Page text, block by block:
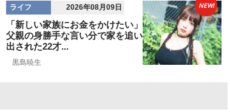
ライフ 2026年08月09日
「新しい家族にお金をかけたい」
父親の身勝手な言い分で家を追い
出された22才...
黒島暁生
NEW!